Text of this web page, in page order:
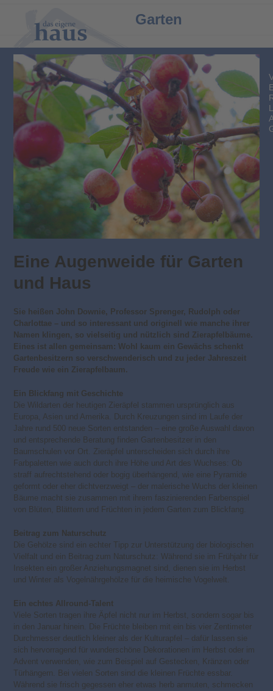
mobile
menu
mobile
menu
Garten
Eine Augenweide für Garten
und Haus
Sie heißen John Downie, Professor Sprenger, Rudolph oder
Charlottae – und so interessant und originell wie manche ihrer
Namen klingen, so vielseitig und nützlich sind Zierapfelbäume.
Eines ist allen gemeinsam: Wohl kaum ein Gewächs schenkt
Gartenbesitzern so verschwenderisch und zu jeder Jahreszeit
Freude wie ein Zierapfelbaum.
Ein Blickfang mit Geschichte
Die Wildarten der heutigen Zieräpfel stammen ursprünglich aus
Europa, Asien und Amerika. Durch Kreuzungen sind im Laufe der
Jahre rund 500 neue Sorten entstanden – eine große Auswahl davon
und entsprechende Beratung finden Gartenbesitzer in den
Baumschulen vor Ort. Zieräpfel unterscheiden sich durch ihre
Farbpaletten wie auch durch ihre Höhe und Art des Wuchses: Ob
straff aufrechtstehend oder bogig überhängend, wie eine Pyramide
geformt oder eher dichtverzweigt – der malerische Wuchs der kleinen
Bäume macht sie zusammen mit ihrem faszinierenden Farbenspiel
von Blüten, Blättern und Früchten in jedem Garten zum Blickfang.
Beitrag zum Naturschutz
Die Gehölze sind ein echter Tipp zur Unterstützung der biologischen
Vielfalt und ein Beitrag zum Naturschutz: Während sie im Frühjahr für
Insekten ein großer Anziehungsmagnet sind, dienen sie im Herbst
und Winter als Vogelnährgehölze für die heimische Vogelwelt.
Ein echtes Allround-Talent
Viele Sorten tragen ihre Äpfel nicht nur im Herbst, sondern sogar bis
in den Januar hinein. Die Früchte bleiben mit ein bis vier Zentimeter
Durchmesser deutlich kleiner als der Kulturapfel – dafür lassen sie
sich hervorragend für wunderschöne Dekorationen im Herbst oder im
Advent verwenden, wie zum Beispiel auf Gestecken, Kränzen oder
Türhängern. Bei vielen Sorten sind die kleinen Früchte essbar.
Während sie frisch gegessen eher etwas herb anmuten, schmecken
L